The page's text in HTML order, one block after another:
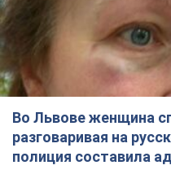
Во Львове женщина
разговаривая на
полиция составила